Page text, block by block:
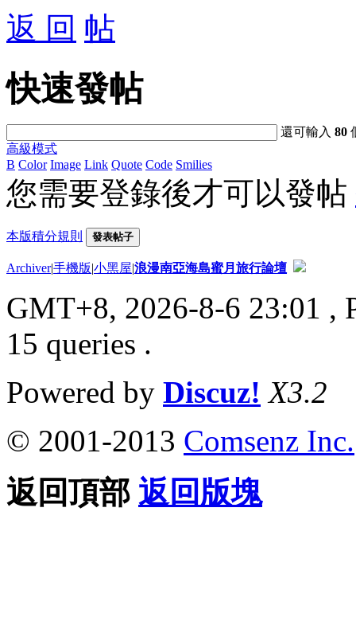
返 回
快速發帖
還可輸入80
高級模式
B Color Image Link Quote Code Smilies
您需要登錄後才可以發帖
本版積分規則 發表帖子
Archiver|手機版|小黑屋|浪漫南亞海島蜜月旅行論壇
GMT+8, 2026-8-6 23:01 ,
15 queries .
Powered by Discuz! X3.2
© 2001-2013 Comsenz Inc.
返回頂部 返回版塊